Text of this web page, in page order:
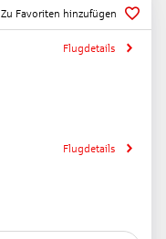
Zu Favoriten hinzufügen
Flugdetails
Flugdetails